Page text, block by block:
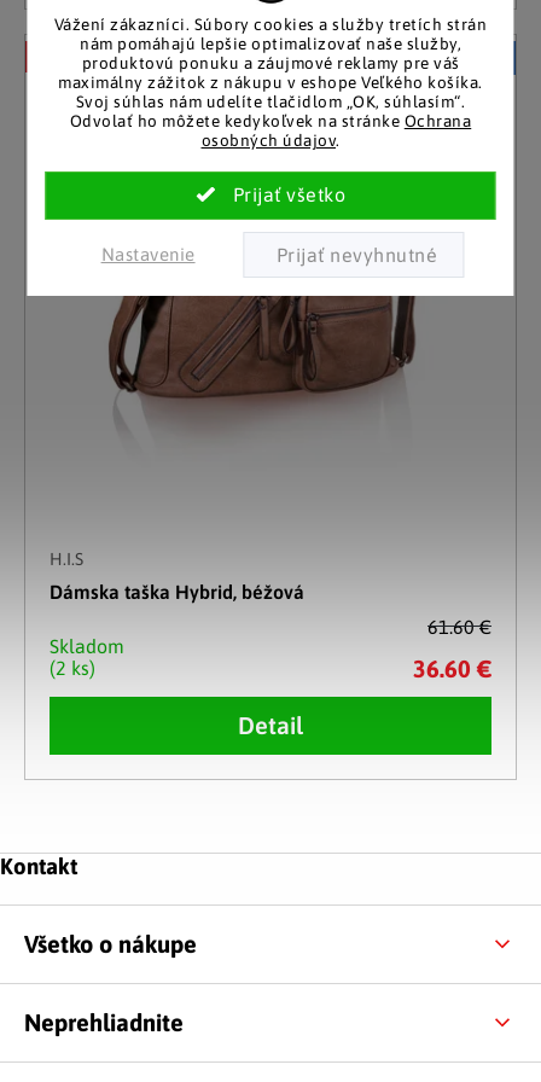
Vážení zákazníci. Súbory cookies a služby tretích strán
nám pomáhajú lepšie optimalizovať naše služby,
produktovú ponuku a záujmové reklamy pre váš
maximálny zážitok z nákupu v eshope Veľkého košíka.
Svoj súhlas nám udelíte tlačidlom „OK, súhlasím“.
Odvolať ho môžete kedykoľvek na stránke Ochrana
osobných údajov.
Nastavenie
Akčná cena
61.60 €
H.I.S
Dámska taška Hybrid, béžová
Skladom
(2 ks)
36.60 €
Detail
Zápätie
Kontakt
Všetko o nákupe
Neprehliadnite